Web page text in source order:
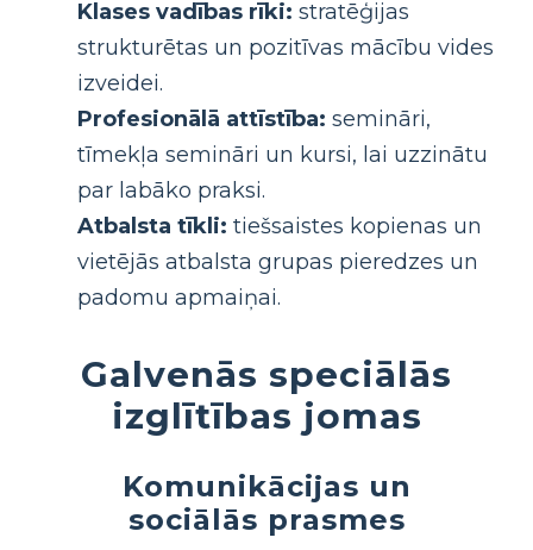
Klases vadības rīki: stratēģijas
strukturētas un pozitīvas mācību vides
izveidei.
Profesionālā attīstība: semināri,
tīmekļa semināri un kursi, lai uzzinātu
par labāko praksi.
Atbalsta tīkli: tiešsaistes kopienas un
vietējās atbalsta grupas pieredzes un
padomu apmaiņai.
Galvenās speciālās
izglītības jomas
Komunikācijas un
sociālās prasmes